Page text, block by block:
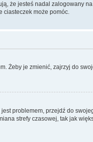
że jesteś nadal zalogowany
ciasteczek może pomóc.
je zmienić, zajrzyj do
problemem, przejdź do
strefy czasowej, tak jak